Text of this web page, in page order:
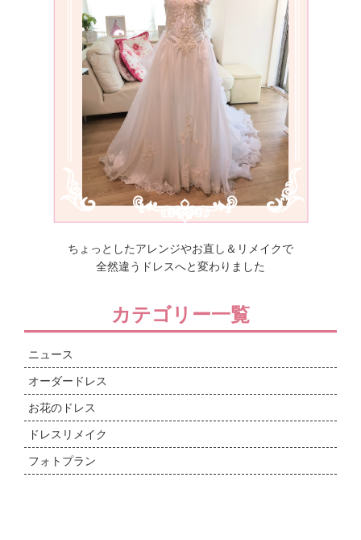
ちょっとしたアレンジやお直し＆リメイクで
全然違うドレスへと変わりました
カテゴリー一覧
ニュース
オーダードレス
お花のドレス
ドレスリメイク
フォトプラン